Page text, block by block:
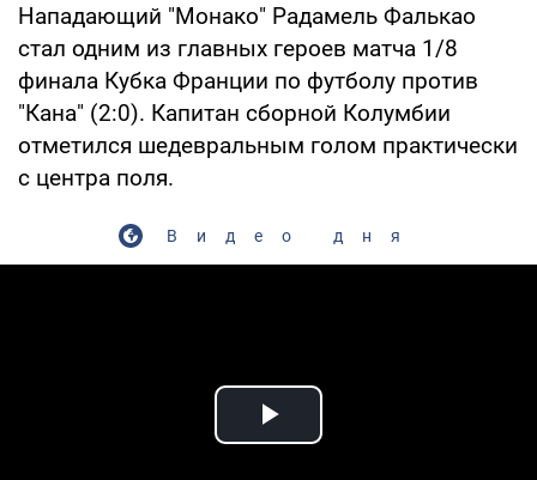
Нападающий "Монако" Радамель Фалькао
стал одним из главных героев матча 1/8
финала Кубка Франции по футболу против
"Кана" (2:0). Капитан сборной Колумбии
отметился шедевральным голом практически
с центра поля.
Видео дня
Play Video